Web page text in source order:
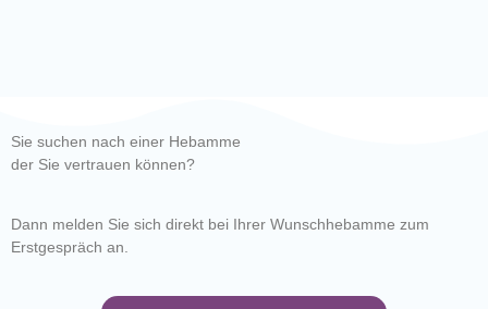
Sie suchen nach einer Hebamme
der Sie vertrauen können?
Dann melden Sie sich direkt bei Ihrer Wunschhebamme zum
Erstgespräch an.